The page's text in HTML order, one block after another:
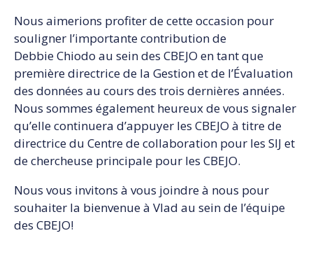
Nous aimerions profiter de cette occasion pour
souligner l’importante contribution de
Debbie Chiodo au sein des CBEJO en tant que
première directrice de la Gestion et de l’Évaluation
des données au cours des trois dernières années.
Nous sommes également heureux de vous signaler
qu’elle continuera d’appuyer les CBEJO à titre de
directrice du Centre de collaboration pour les SIJ et
de chercheuse principale pour les CBEJO.
Nous vous invitons à vous joindre à nous pour
souhaiter la bienvenue à Vlad au sein de l’équipe
des CBEJO!